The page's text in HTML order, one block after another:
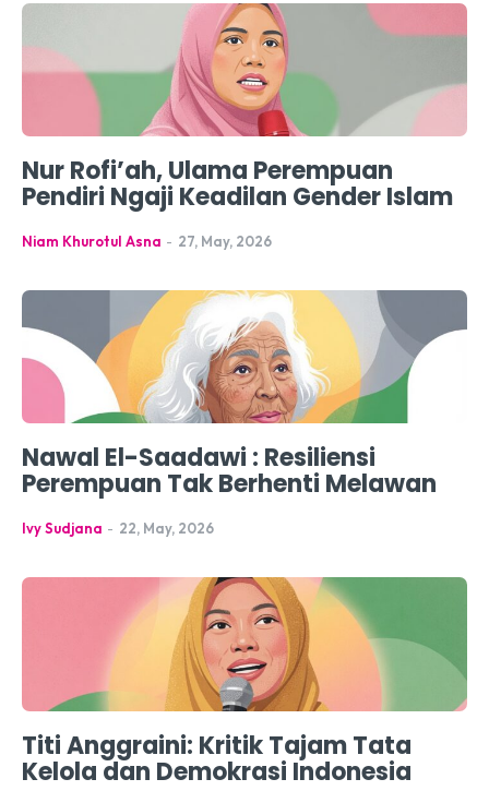
Nur Rofi’ah, Ulama Perempuan
Pendiri Ngaji Keadilan Gender Islam
Niam Khurotul Asna - 27, May, 2026
Nawal El-Saadawi : Resiliensi
Perempuan Tak Berhenti Melawan
Ivy Sudjana - 22, May, 2026
Titi Anggraini: Kritik Tajam Tata
Kelola dan Demokrasi Indonesia